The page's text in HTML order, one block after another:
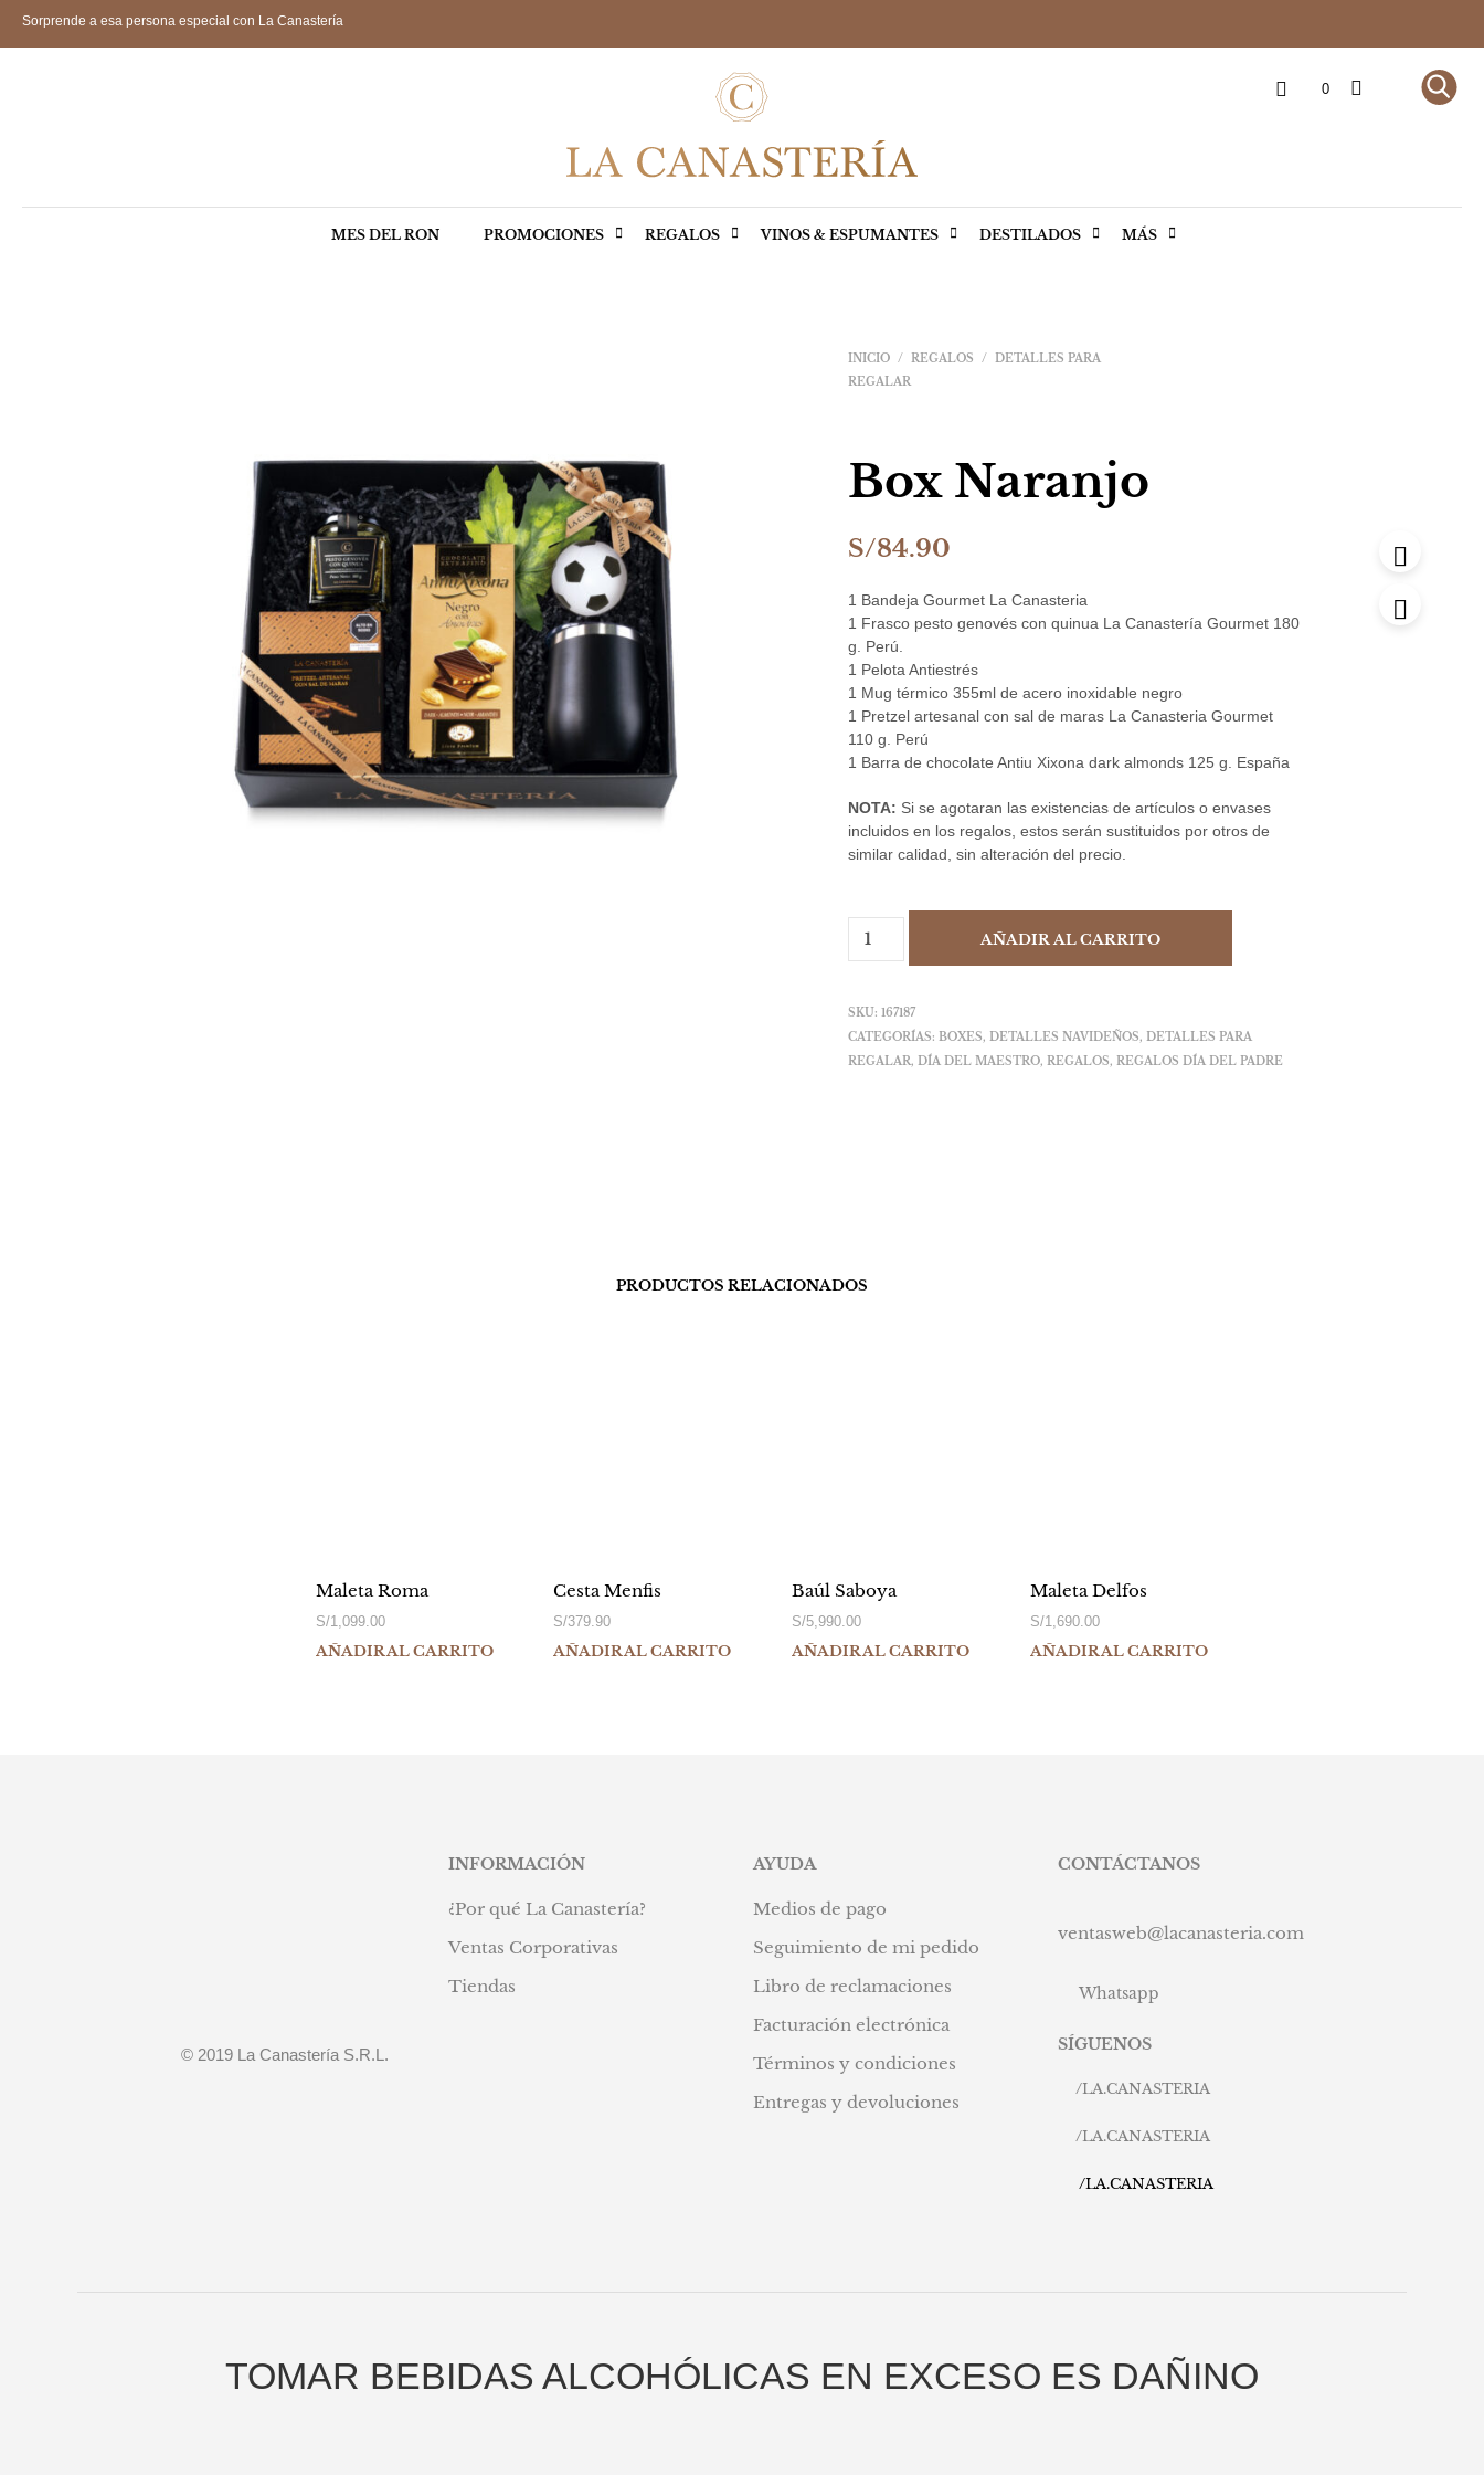
Sorprende a esa persona especial con La Canastería
MES DEL RON PROMOCIONES REGALOS VINOS & ESPUMANTES DESTILADOS MÁS
0
INICIO / REGALOS / DETALLES PARA
REGALAR
Box Naranjo
S/84.90
1 Bandeja Gourmet La Canasteria
1 Frasco pesto genovés con quinua La Canastería Gourmet 180
g. Perú.
1 Pelota Antiestrés
1 Mug térmico 355ml de acero inoxidable negro
1 Pretzel artesanal con sal de maras La Canasteria Gourmet
110 g. Perú
1 Barra de chocolate Antiu Xixona dark almonds 125 g. España
NOTA: Si se agotaran las existencias de artículos o envases
incluidos en los regalos, estos serán sustituidos por otros de
similar calidad, sin alteración del precio.
AÑADIR AL CARRITO
SKU:167187
CATEGORÍAS:BOXES,DETALLES NAVIDEÑOS,DETALLES PARA
REGALAR,DÍA DEL MAESTRO,REGALOS,REGALOS DÍA DEL PADRE
PRODUCTOS RELACIONADOS
Maleta Roma
S/1,099.00
AÑADIR AL CARRITO
Cesta Menfis
S/379.90
AÑADIR AL CARRITO
Baúl Saboya
S/5,990.00
AÑADIR AL CARRITO
Maleta Delfos
S/1,690.00
AÑADIR AL CARRITO
© 2019 La Canastería S.R.L.
INFORMACIÓN
¿Por qué La Canastería?
Ventas Corporativas
Tiendas
AYUDA
Medios de pago
Seguimiento de mi pedido
Libro de reclamaciones
Facturación electrónica
Términos y condiciones
Entregas y devoluciones
CONTÁCTANOS
ventasweb@lacanasteria.com
Whatsapp
SÍGUENOS
/LA.CANASTERIA
/LA.CANASTERIA
/LA.CANASTERIA
TOMAR BEBIDAS ALCOHÓLICAS EN EXCESO ES DAÑINO